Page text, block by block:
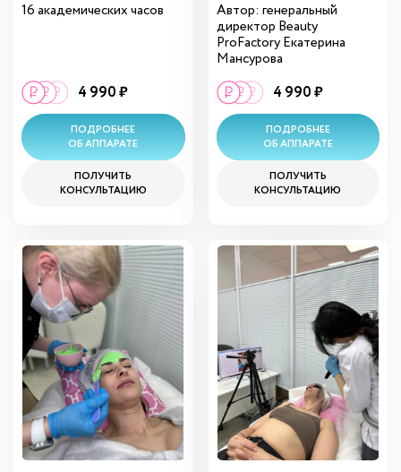
16 академических часов
4 990 ₽
ПОДРОБНЕЕ
ОБ АППАРАТЕ
ПОЛУЧИТЬ
КОНСУЛЬТАЦИЮ
Автор: генеральный
директор Beauty
ProFactory Екатерина
Мансурова
4 990 ₽
ПОДРОБНЕЕ
ОБ АППАРАТЕ
ПОЛУЧИТЬ
КОНСУЛЬТАЦИЮ